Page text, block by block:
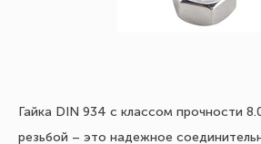
Гайка DIN 934 с классом прочности
резьбой – это надежное